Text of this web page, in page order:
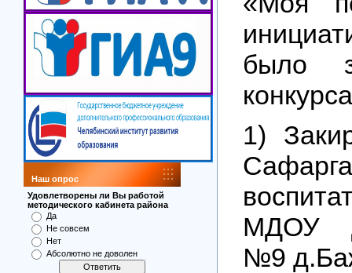
Наш опрос
Удовлетворены ли Вы работой
методического кабинета района
Да
Не совсем
Нет
Абсолютно не доволен
было
1)
МДОУ
№9